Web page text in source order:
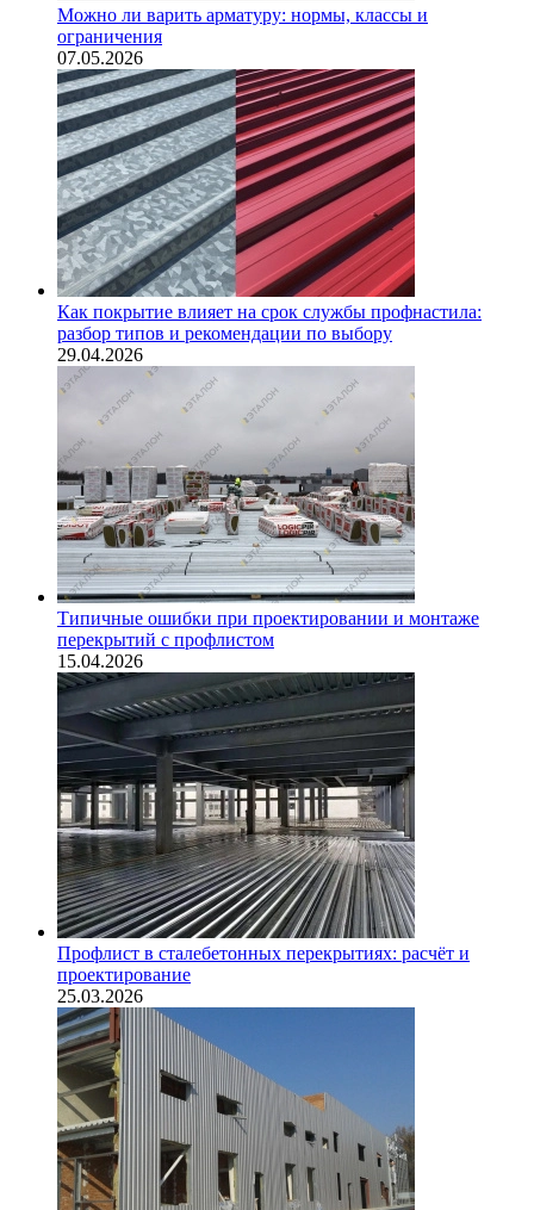
Можно ли варить арматуру: нормы, классы и
ограничения
07.05.2026
Как покрытие влияет на срок службы профнастила:
разбор типов и рекомендации по выбору
29.04.2026
Типичные ошибки при проектировании и монтаже
перекрытий с профлистом
15.04.2026
Профлист в сталебетонных перекрытиях: расчёт и
проектирование
25.03.2026